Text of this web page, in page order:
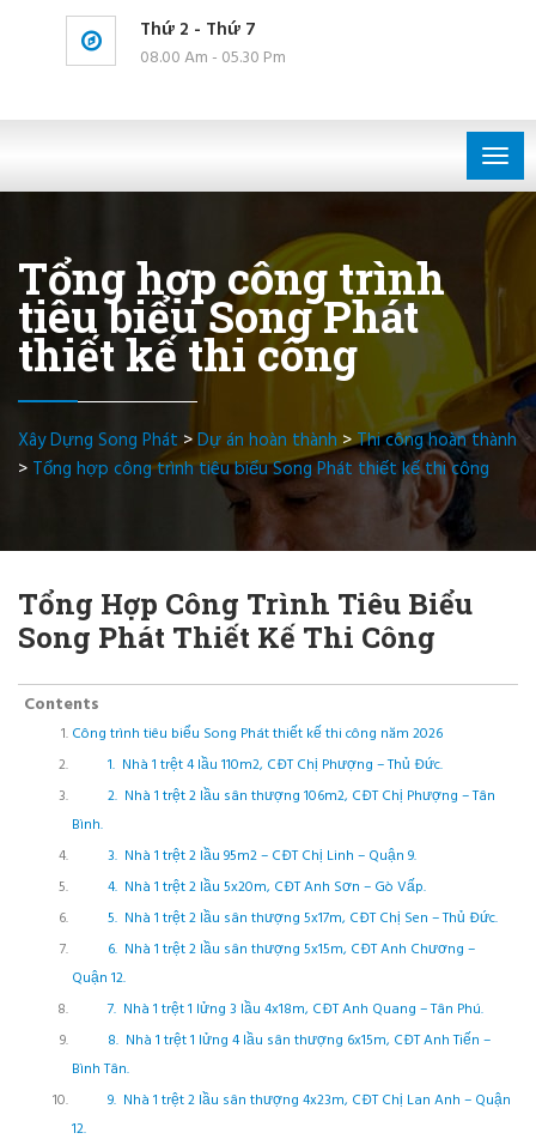
Thứ 2 - Thứ 7
08.00 Am - 05.30 Pm
Tổng hợp công trình
tiêu biểu Song Phát
thiết kế thi công
Xây Dựng Song Phát>Dự án hoàn thành >Thi công hoàn thành
> Tổng hợp công trình tiêu biểu Song Phát thiết kế thi công
Tổng Hợp Công Trình Tiêu Biểu
Song Phát Thiết Kế Thi Công
Contents
Công trình tiêu biểu Song Phát thiết kế thi công năm 2026
1. Nhà 1 trệt 4 lầu 110m2, CĐT Chị Phượng – Thủ Đức.
2. Nhà 1 trệt 2 lầu sân thượng 106m2, CĐT Chị Phượng – Tân
Bình.
3. Nhà 1 trệt 2 lầu 95m2 – CĐT Chị Linh – Quận 9.
4. Nhà 1 trệt 2 lầu 5x20m, CĐT Anh Sơn – Gò Vấp.
5. Nhà 1 trệt 2 lầu sân thượng 5x17m, CĐT Chị Sen – Thủ Đức.
6. Nhà 1 trệt 2 lầu sân thượng 5x15m, CĐT Anh Chương –
Quận 12.
7. Nhà 1 trệt 1 lửng 3 lầu 4x18m, CĐT Anh Quang – Tân Phú.
8. Nhà 1 trệt 1 lửng 4 lầu sân thượng 6x15m, CĐT Anh Tiến –
Bình Tân.
9. Nhà 1 trệt 2 lầu sân thượng 4x23m, CĐT Chị Lan Anh – Quận
12.